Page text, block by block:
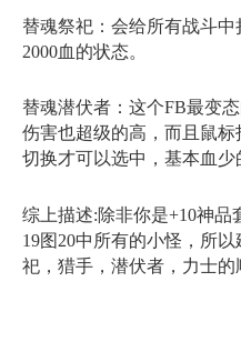
替魂祭祀：会给所有战斗
2000血的状态。
替魂潜伏者：这个FB最变
伤害也超级的高，而且鼠
切换才可以选中，基本血少
综上描述:除非你是+10神品
19图20中所有的小怪，所
祀，猎手，潜伏者，力士的